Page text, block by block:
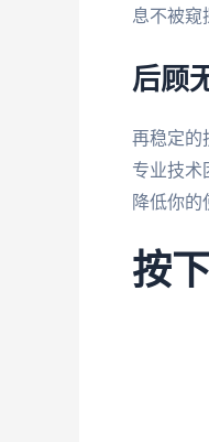
息不被窥
后顾
再稳定的
专业技术
降低你的
按